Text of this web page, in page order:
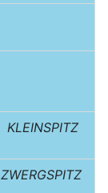
KLEINSPITZ
ZWERGSPITZ